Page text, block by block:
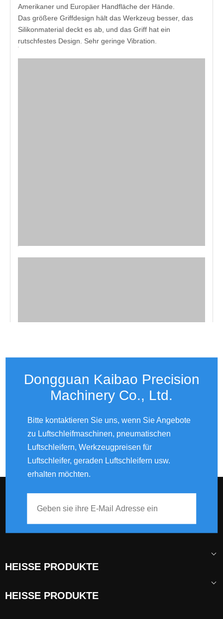
Amerikaner und Europäer Handfläche der Hände.
Das größere Griffdesign hält das Werkzeug besser, das
Silikonmaterial deckt es ab, und das Griff hat ein
rutschfestes Design. Sehr geringe Vibration.
Dongguan Kaibao Precision
Machinery Co., Ltd.​​​​​​​
Bitte kontaktieren Sie uns, wenn Sie Angebote
zu Luftschleifmaschinen, pneumatischen
Luftschleifern, Werkzeugpreisen für
Luftschleifer, geraden Luftschleifern usw.
erhalten möchten.
HEISSE PRODUKTE
HEISSE PRODUKTE